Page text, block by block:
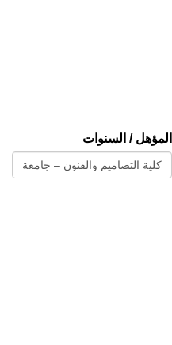
المؤهل / السنوات